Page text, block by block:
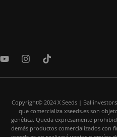
Y
u
I
s
g
r
a
m
T
k
k
Copyright© 2024 X Seeds |
que comercializa xseeds.es son
genética. Queda expresamente
demás productos comercializados con